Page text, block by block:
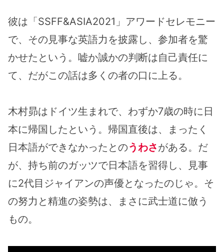
彼は「SSFF&ASIA2021」アワードセレモニー
で、その見事な英語力を披露し、参加者を驚
かせたという。嘘か誠かの判断は自己責任に
て、だがこの話は多くの者の口に上る。
木村昴はドイツ生まれで、わずか7歳の時に日
本に帰国したという。帰国直後は、まったく
日本語ができなかったとのうわさがある。だ
が、持ち前のガッツで日本語を習得し、見事
に2代目ジャイアンの声優となったのじゃ。そ
の努力と精進の姿勢は、まさに武士道に倣う
もの。